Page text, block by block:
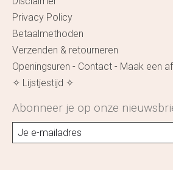
Privacy Policy
Betaalmethoden
Verzenden & retourneren
Openingsuren - Contact - Maak een
✧ Lijstjestijd ✧
Abonneer je op onze